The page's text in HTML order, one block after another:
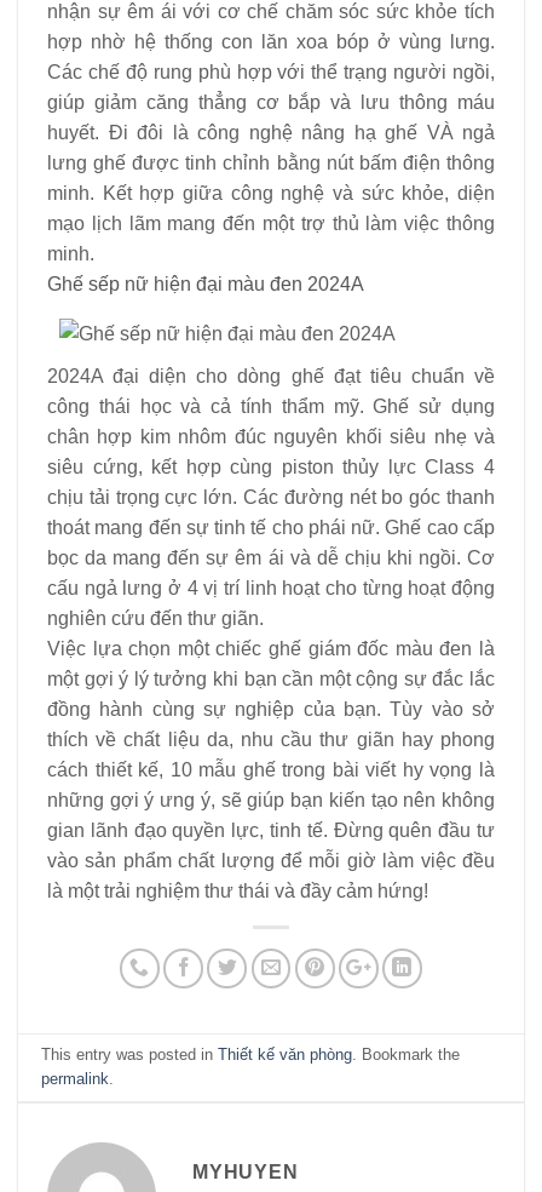
nhận sự êm ái với cơ chế chăm sóc sức khỏe tích
hợp nhờ hệ thống con lăn xoa bóp ở vùng lưng.
Các chế độ rung phù hợp với thể trạng người ngồi,
giúp giảm căng thẳng cơ bắp và lưu thông máu
huyết. Đi đôi là công nghệ nâng hạ ghế VÀ ngả
lưng ghế được tinh chỉnh bằng nút bấm điện thông
minh. Kết hợp giữa công nghệ và sức khỏe, diện
mạo lịch lãm mang đến một trợ thủ làm việc thông
minh.
Ghế sếp nữ hiện đại màu đen 2024A
2024A đại diện cho dòng ghế đạt tiêu chuẩn về
công thái học và cả tính thẩm mỹ. Ghế sử dụng
chân hợp kim nhôm đúc nguyên khối siêu nhẹ và
siêu cứng, kết hợp cùng piston thủy lực Class 4
chịu tải trọng cực lớn. Các đường nét bo góc thanh
thoát mang đến sự tinh tế cho phái nữ. Ghế cao cấp
bọc da mang đến sự êm ái và dễ chịu khi ngồi. Cơ
cấu ngả lưng ở 4 vị trí linh hoạt cho từng hoạt động
nghiên cứu đến thư giãn.
Việc lựa chọn một chiếc ghế giám đốc màu đen là
một gợi ý lý tưởng khi bạn cần một cộng sự đắc lắc
đồng hành cùng sự nghiệp của bạn. Tùy vào sở
thích về chất liệu da, nhu cầu thư giãn hay phong
cách thiết kế, 10 mẫu ghế trong bài viết hy vọng là
những gợi ý ưng ý, sẽ giúp bạn kiến tạo nên không
gian lãnh đạo quyền lực, tinh tế. Đừng quên đầu tư
vào sản phẩm chất lượng để mỗi giờ làm việc đều
là một trải nghiệm thư thái và đầy cảm hứng!
This entry was posted inThiết kế văn phòng . Bookmark the
permalink
MYHUYEN